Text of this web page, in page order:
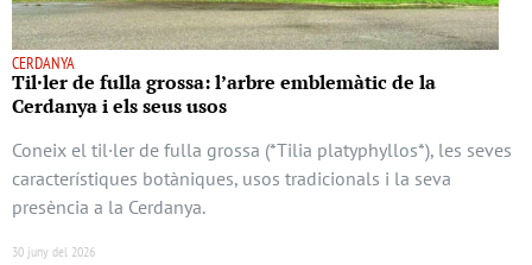
CERDANYA
Til·ler de fulla grossa: l’arbre emblemàtic de la
Cerdanya i els seus usos
Coneix el til·ler de fulla grossa (*Tilia platyphyllos*), les seves
característiques botàniques, usos tradicionals i la seva
presència a la Cerdanya.
30 juny del 2026